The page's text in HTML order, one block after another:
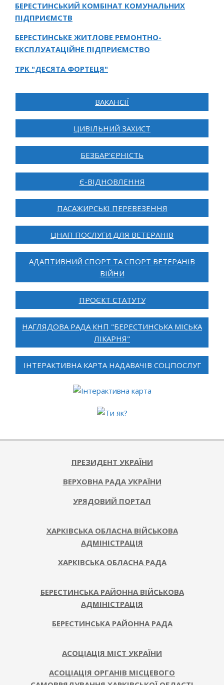
БЕРЕСТИНСЬКИЙ КОМБІНАТ КОМУНАЛЬНИХ
ПІДПРИЄМСТВ
БЕРЕСТИНСЬКЕ ЖИТЛОВЕ РЕМОНТНО-
ЕКСПЛУАТАЦІЙНЕ ПІДПРИЄМСТВО
ТРК "ДЕСЯТА ФОРТЕЦЯ"
ВАКАНСІЇ
ЦИВІЛЬНИЙ ЗАХИСТ
БЕЗБАР'ЄРНІСТЬ
Є-ВІДНОВЛЕННЯ
ПАСАЖИРСЬКІ ПЕРЕВЕЗЕННЯ
ЦНАП ПОСЛУГИ ДЛЯ ВЕТЕРАНІВ
АДАПТИВНИЙ СПОРТ ТА СПОРТ ВЕТЕРАНІВ
ВІЙНИ
ПРОЄКТ СТАТУТУ
НАГЛЯДОВА РАДА КНП "БЕРЕСТИНСЬКА МІСЬКА
ЛІКАРНЯ"
ІНТЕРАКТИВНА КАРТА НАДАВАЧІВ СОЦПОСЛУГ
ПРЕЗИДЕНТ УКРАЇНИ
ВЕРХОВНА РАДА УКРАЇНИ
УРЯДОВИЙ ПОРТАЛ
ХАРКІВСЬКА ОБЛАСНА ВІЙСЬКОВА
АДМІНІСТРАЦІЯ
ХАРКІВСЬКА ОБЛАСНА РАДА
БЕРЕСТИНСЬКА РАЙОННА ВІЙСЬКОВА
АДМІНІСТРАЦІЯ
БЕРЕСТИНСЬКА РАЙОННА РАДА
АСОЦІАЦІЯ МІСТ УКРАЇНИ
АСОЦІАЦІЯ ОРГАНІВ МІСЦЕВОГО